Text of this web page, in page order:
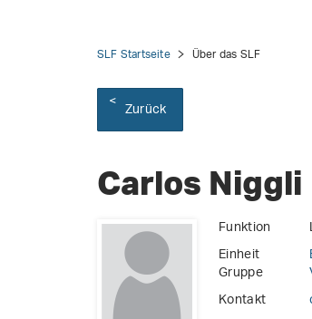
SLF Startseite Über das SLF
Zurück
Carlos Niggli
Funktion
Einheit
Gruppe
Kontakt